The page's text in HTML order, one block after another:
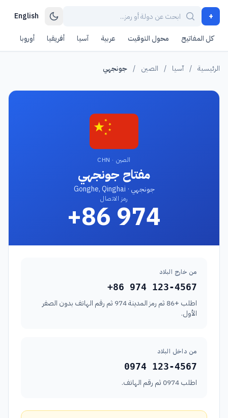
+
English
كل المفاتيح محول التوقيت عربية آسيا أفريقيا أوروبا
الرئيسية / آسيا / الصين / جونجهي
الصين · CHN
مفتاح جونجهي
جونجهي · Gonghe, Qinghai
رمز الاتصال
+86 974
من خارج البلاد
+86 974 123-4567
اطلب +86 ثم رمز المدينة 974 ثم رقم الهاتف بدون الصفر
الأول.
من داخل البلاد
0974 123-4567
اطلب 0974 ثم رقم الهاتف.